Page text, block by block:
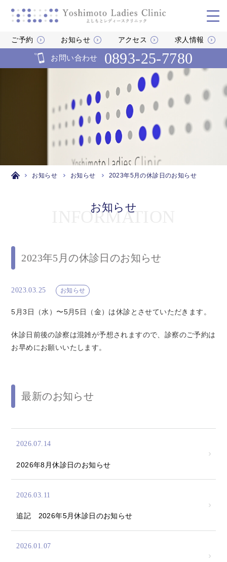
ご予約 お知らせ アクセス 求人情報
お問い合わせ 0893-25-7780
お知らせ お知らせ 2023年5月の休診日のお知らせ
お知らせ
INFORMATION
2023年5月の休診日のお知らせ
2023.03.25 お知らせ
5月3日（水）〜5月5日（金）は休診とさせていただきます。
休診日前後の診察は混雑が予想されますので、診察のご予約は
お早めにお願いいたします。
最新のお知らせ
2026.07.14
2026年8月休診日のお知らせ
2026.03.11
追記 2026年5月休診日のお知らせ
2026.01.07